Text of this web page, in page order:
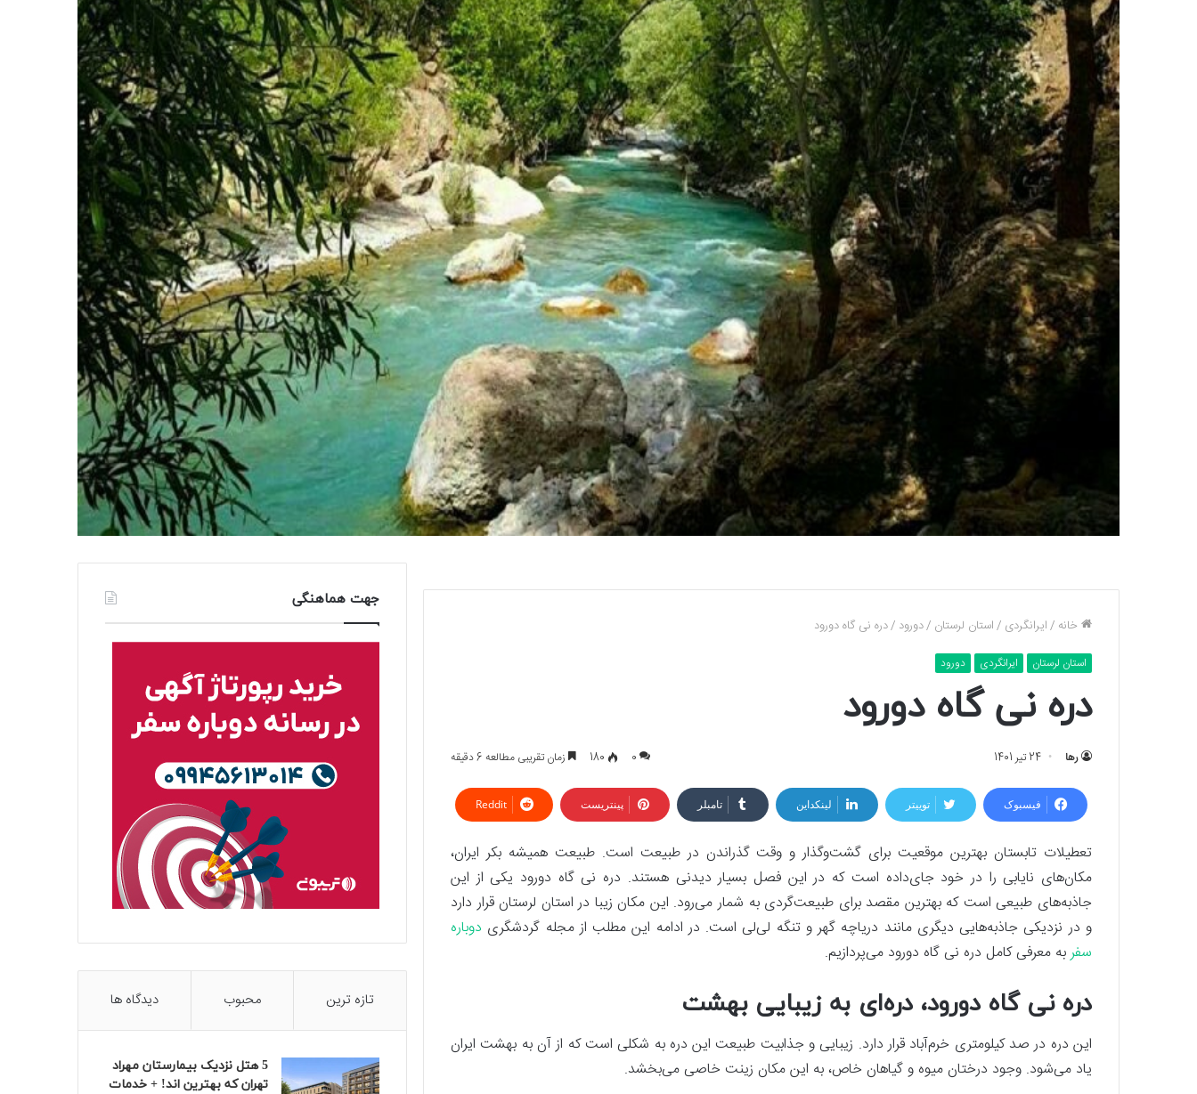
خانه /ایرانگردی /استان لرستان /دورود /دره نی گاه دورود
استان لرستان ایرانگردی دورود
دره نی گاه دورود
رها 24 تیر 1401 0
180 زمان تقریبی مطالعه 6 دقیقه
فیسبوک توییتر لینکداین تامبلر پینتریست Reddit
تعطیلات تابستان بهترین موقعیت برای گشت‌وگذار و وقت گذراندن در طبیعت است. طبیعت همیشه بکر ایران،
مکان‌های نایابی را در خود جای‌داده است که در این فصل بسیار دیدنی هستند. دره نی گاه دورود یکی از این
جاذبه‌های طبیعی است که بهترین مقصد برای طبیعت‌گردی به شمار می‌رود. این مکان زیبا در استان لرستان قرار دارد
و در نزدیکی جاذبه‌هایی دیگری مانند دریاچه گهر و تنگه لی‌لی است. در ادامه این مطلب از مجله گردشگری دوباره
سفربه معرفی کامل دره نی گاه دورود می‌پردازیم.
دره نی گاه دورود، دره‌ای به زیبایی بهشت
این دره در صد کیلومتری خرم‌آباد قرار دارد. زیبایی و جذابیت طبیعت این دره به شکلی است که از آن به بهشت ایران
یاد می‌شود. وجود درختان میوه و گیاهان خاص، به این مکان زینت خاصی می‌بخشد.
جهت هماهنگی
تازه ترین محبوب دیدگاه ها
5 هتل نزدیک بیمارستان مهراد
تهران که بهترین‌ اند! + خدمات